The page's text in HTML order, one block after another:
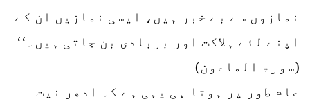
نمازوں سے بے خبر ہیں، ایسی نمازیں ان کے
اپنے لئے ہلاکت اور بربادی بن جاتی ہیں۔‘‘
(سورۃ الماعون)
عام طور پر ہوتا ہی یہی ہے کہ ادھر نیت